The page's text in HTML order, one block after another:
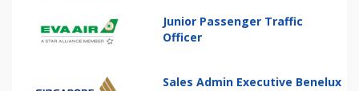
Junior Passenger Traffic
Officer
Sales Admin Executive Benelux